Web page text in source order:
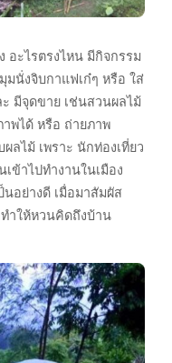
อะไรตรงไหน มีกิจกรรม
มนั่งจิบกาแฟเก๋ๆ หรือ ใส่
มีจุดขาย เช่นสวนผลไม้
พได้ หรือ ถ่ายภาพ
ลไม้ เพราะ นักท่องเที่ยว
าไปทำงานในเมือง
อย่างดี เมื่อมาสัมผัส
ำให้หวนคิดถึงบ้าน